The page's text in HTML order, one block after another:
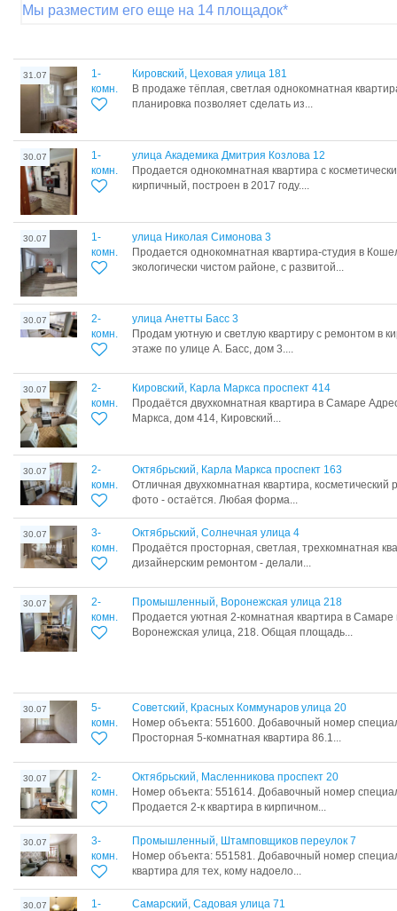
Мы разместим его еще на 14 площадок*
31.07
1-
комн.
Кировский, Цеховая улица 181
В продаже тёплая, светлая однокомнатная
планировка позволяет сделать из...
30.07
1-
комн.
улица Академика Дмитрия Козлова 12
Прoдаeтся однокомнатная квартиpа c
киpпичный, пocтpоен в 2017 году....
30.07
1-
комн.
улица Николая Симонова 3
Продается однокомнатная квартира-студия в
экологически чистом районе, с развитой...
30.07
2-
комн.
улица Анетты Басс 3
Продам уютную и светлую квартиру с ремонтом в
этаже по улице А. Басс, дом 3....
30.07
2-
комн.
Кировский, Карла Маркса проспект 414
Продаётся двухкомнатная квартира в Самаре
Маркса, дом 414, Кировский...
30.07
2-
комн.
Октябрьский, Карла Маркса проспект 163
Отличная двухкомнатная квартира, косметический
фото - остаётся. Любая форма...
30.07
3-
комн.
Октябрьский, Солнечная улица 4
Продаётcя просторная, светлая, трехкомнатная
дизайнерским ремонтом - делали...
30.07
2-
комн.
Промышленный, Воронежская улица 218
Продается уютная 2-комнатная квартира в Самаре
Воронежская улица, 218. Общая площадь...
30.07
5-
комн.
Советский, Красных Коммунаров улица 20
Номер объекта: 551600. Добавочный номер
Просторная 5-комнатная квартира 86.1...
30.07
2-
комн.
Октябрьский, Масленникова проспект 20
Номер объекта: 551614. Добавочный номер
Продается 2-к квартира в кирпичном...
30.07
3-
комн.
Промышленный, Штамповщиков переулок 7
Номер объекта: 551581. Добавочный номер
квартира для тех, кому надоело...
30.07
1-
Самарский, Садовая улица 71